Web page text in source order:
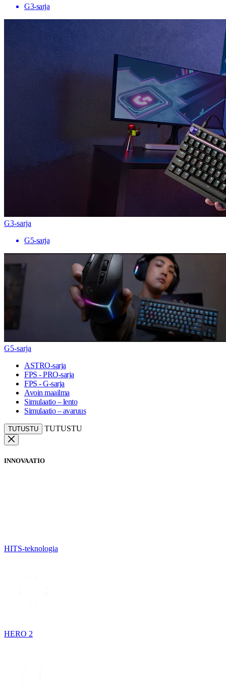
G3-sarja
G3-sarja
G5-sarja
G5-sarja
ASTRO-sarja
FPS - PRO-sarja
FPS - G-sarja
Avoin maailma
Simulaatio – lento
Simulaatio – avaruus
TUTUSTU TUTUSTU
INNOVAATIO
HITS-teknologia
HERO 2